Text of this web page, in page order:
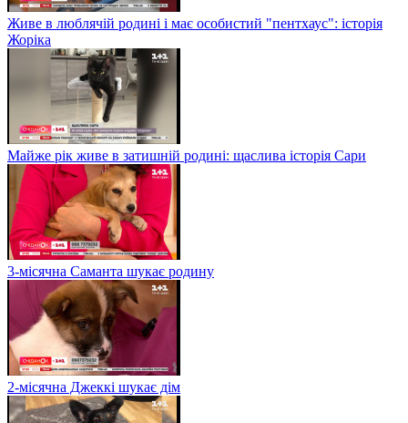
Живе в люблячій родині і має особистий "пентхаус": історія
Жоріка
Майже рік живе в затишній родині: щаслива історія Сари
3-місячна Саманта шукає родину
2-місячна Джеккі шукає дім